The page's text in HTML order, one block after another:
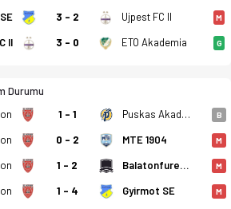
II 1-4 bitti. Gol anları, kadro,
3 - 2 Ujpest FC II M
II 3 - 0 ETO Akademia G
Durumu
1 - 1 Puskas Akademia II B
0 - 2 MTE 1904 M
1 - 2 Balatonfuredi FC M
1 - 4 Gyirmot SE M